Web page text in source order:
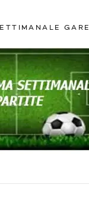
GARE